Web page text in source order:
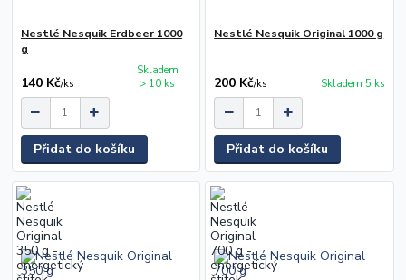
Nestlé Nesquik Erdbeer 1000
g
140 Kč/ks
Skladem
> 10 ks
Přidat do košíku
Nestlé Nesquik Original 1000 g
200 Kč/ks Skladem 5 ks
Přidat do košíku